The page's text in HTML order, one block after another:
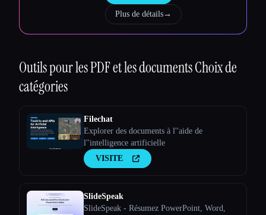
Esc
Plus de détails→
Outils pour les PDF et les documentsChoix de
catégories
Filechat
Explorer des documents à l''aide de
l''intelligence artificielle
VISITE
SlideSpeak
SlideSpeak - Résumez PowerPoint, Word,